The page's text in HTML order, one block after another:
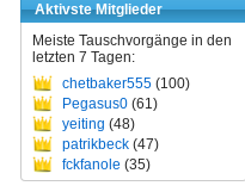
Aktivste Mitglieder
Meiste Tauschvorgänge in den
letzten 7 Tagen:
chetbaker555 (100)
Pegasus0 (61)
yeiting (48)
patrikbeck (47)
fckfanole (35)